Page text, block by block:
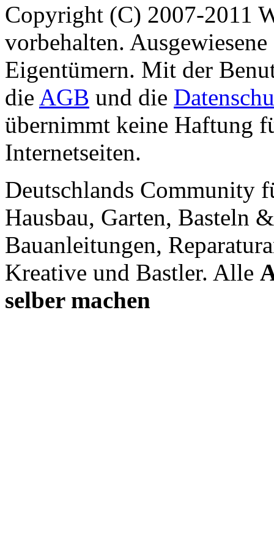
Copyright (C) 2007-2011
vorbehalten.
Eigentümern. Mit der
die AGB und die
übernimmt keine Haftung
Internetseiten.
Deutschlands Community
Hausbau, Garten, Basteln
Bauanleitungen,
Kreative und Bastler. Alle
selber machen